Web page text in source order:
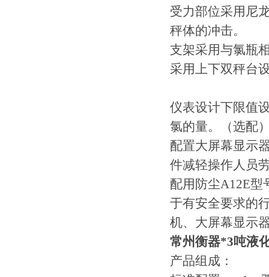
受力部位采用尼
秤体的冲击。
支架采用与氯瓶
采用上下双秤台
仪表设计下限值
氯的量。（选配
配置大屏幕显示
件减轻操作人员
配用防尘A12E型
于有安全要求的
机、大屏幕显示
常州衡器*3吨液
产品组成：